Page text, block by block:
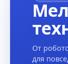
От
для